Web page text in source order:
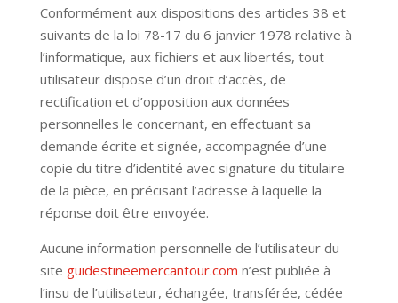
Conformément aux dispositions des articles 38 et
suivants de la loi 78-17 du 6 janvier 1978 relative à
l’informatique, aux fichiers et aux libertés, tout
utilisateur dispose d’un droit d’accès, de
rectification et d’opposition aux données
personnelles le concernant, en effectuant sa
demande écrite et signée, accompagnée d’une
copie du titre d’identité avec signature du titulaire
de la pièce, en précisant l’adresse à laquelle la
réponse doit être envoyée.
Aucune information personnelle de l’utilisateur du
site guidestineemercantour.com n’est publiée à
l’insu de l’utilisateur, échangée, transférée, cédée